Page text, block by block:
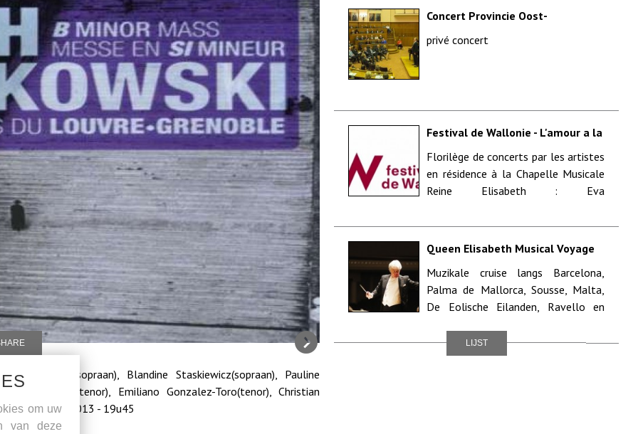
Concert Provincie Oost-
Conferentie der balie van Gent
privé concert
Festival de Wallonie - L'amour a la
- Incourt(Glimes) - Solisten
Muziekkapel Koningin Elisabeth
Florilège de concerts par les artistes
en résidence à la Chapelle Musicale
Reine Elisabeth : Eva
Queen Elisabeth Musical Voyage
Muzikale cruise langs Barcelona,
Palma de Mallorca, Sousse, Malta,
De Eolische Eilanden, Ravello en
Augustin Dumay...
LIJST
Quintans(sopraan), Blandine Staskiewicz(sopraan), Pauline
Brutscher(tenor), Emiliano Gonzalez-Toro(tenor), Christian
vrijdag 01/11/2013 - 19u45
om uw
van deze